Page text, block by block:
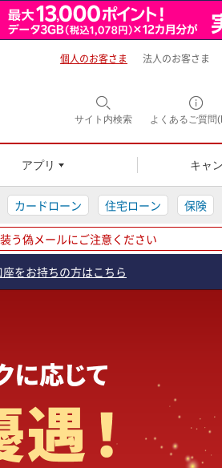
個人のお客さま 法人のお客さま
サイト内検索 よくあるご質問
アプリ キャ
カードローン 住宅ローン 保険
う偽メールにご注意ください
をお持ちの方はこちら